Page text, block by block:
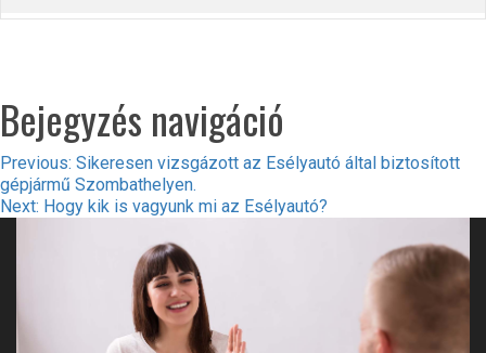
Bejegyzés navigáció
Previous: Sikeresen vizsgázott az Esélyautó által biztosított
gépjármű Szombathelyen.
Next: Hogy kik is vagyunk mi az Esélyautó?